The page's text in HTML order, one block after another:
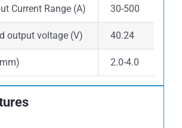
Current Range (A) 30-500
output voltage (V) 40.24
2.0-4.0